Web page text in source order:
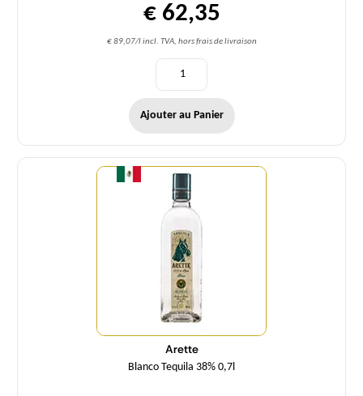
€ 62,35
€ 89,07/l incl. TVA, hors frais de livraison
Ajouter au Panier
Arette
Blanco Tequila 38% 0,7l
Quantité